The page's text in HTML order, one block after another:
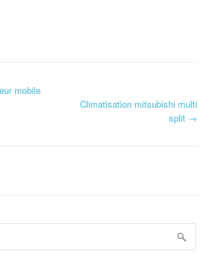
mobile
Climatisation mitsubishi multi
split →